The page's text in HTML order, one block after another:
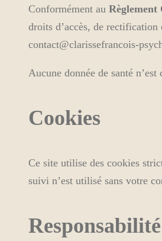
Conformément au Règlement
droits d’accès, de rectification
contact@clarissefrancois-
Aucune donnée de santé
Cookies
Ce site utilise des cookies
suivi n’est utilisé sans votre
Responsabilité